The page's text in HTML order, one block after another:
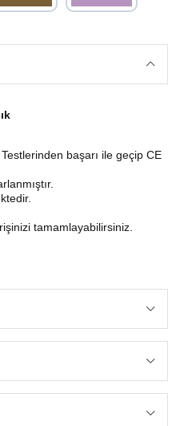
başarı ile geçip CE
tamamlayabilirsiniz.